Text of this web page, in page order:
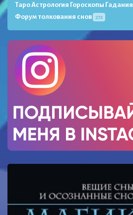
Таро Астрология Гороскопы Гадания
Форум толкования снов 372